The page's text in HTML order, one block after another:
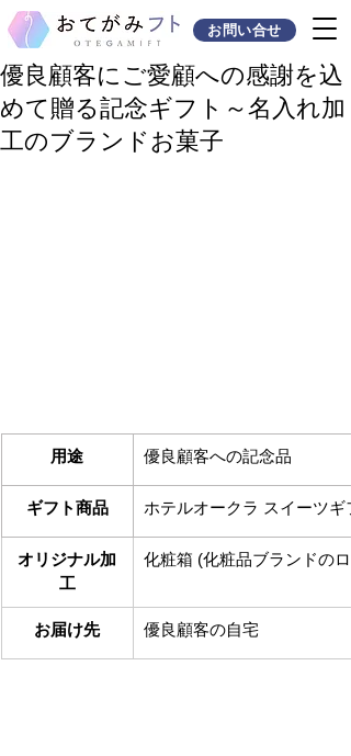
お問い合せ
優良顧客にご愛顧への感謝を込
めて贈る記念ギフト～名入れ加
工のブランドお菓子
用途 優良顧客への記念品
ギフト商品 ホテルオークラ スイーツギ
オリジナル加
工
化粧箱 (化粧品ブランドのロ
お届け先 優良顧客の自宅